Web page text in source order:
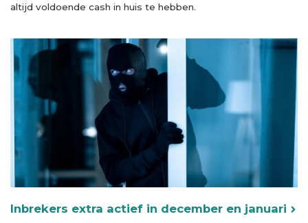
altijd voldoende cash in huis te hebben.
Inbrekers extra actief in december en januari